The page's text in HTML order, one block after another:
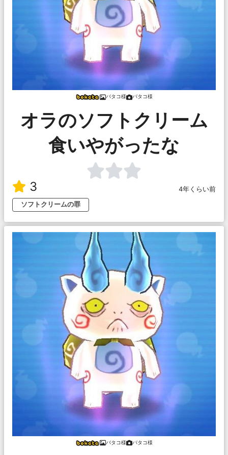
バタコ様 バタコ様
オラのソフトクリーム
食いやがったな
3
4年くらい前
ソフトクリームの罪
バタコ様 バタコ様